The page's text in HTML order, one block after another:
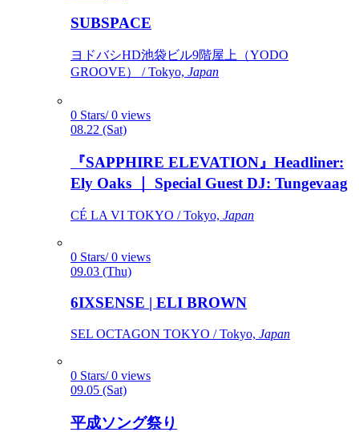
SUBSPACE
ヨドバシHD池袋ビル9階屋上（YODO
GROOVE） / Tokyo, Japan
0 Stars/ 0 views
08.22 (Sat)
『SAPPHIRE ELEVATION』Headliner:
Ely Oaks ｜ Special Guest DJ: Tungevaag
CÉ LA VI TOKYO / Tokyo, Japan
0 Stars/ 0 views
09.03 (Thu)
6IXSENSE | ELI BROWN
SEL OCTAGON TOKYO / Tokyo, Japan
0 Stars/ 0 views
09.05 (Sat)
平成ソング祭り